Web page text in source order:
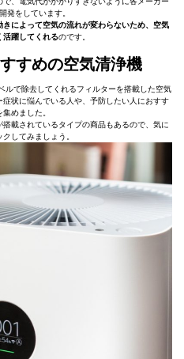
発をしています。
きによって空気の流れが変わらないため、空気
活躍してくれるのです。
すめの空気清浄機
ルで除去してくれるフィルターを搭載した空気
状に悩んでいる人や、予防したい人におすす
めました。
載されているタイプの商品もあるので、気に
してみましょう。